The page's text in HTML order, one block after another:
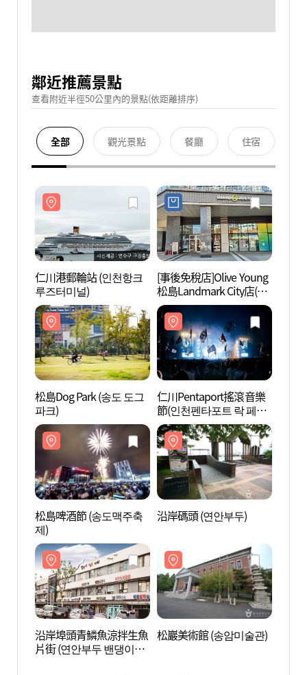
鄰近推薦景點
查看附近半徑50公里內的景點(依距離排序)
全部 觀光景點 餐廳 住宿
仁川港郵輪站 (인천항크
루즈터미널)
[事後免稅店]Olive Young
松島Landmark City店(올
리브영 송도랜드마크시
티점)
松島Dog Park (송도 도그
파크)
仁川Pentaport搖滾音樂
節(인천펜타포트 락 페스
티벌)
松島啤酒節 (송도맥주축
제)
沿岸碼頭 (연안부두)
沿岸埠頭青鱗魚涼拌生魚
片街 (연안부두 밴댕이회
松巖美術館 (송암미술관)